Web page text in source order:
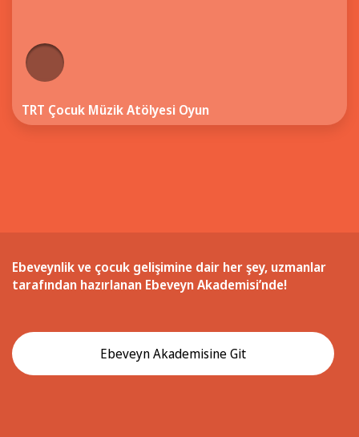
TRT Çocuk Müzik Atölyesi Oyun
Ebeveynlik ve çocuk gelişimine dair her şey, uzmanlar
tarafından hazırlanan Ebeveyn Akademisi’nde!
Ebeveyn Akademisine Git